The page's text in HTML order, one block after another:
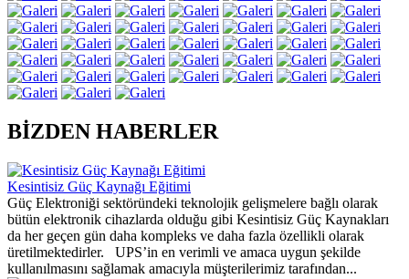
BİZDEN HABERLER
Kesintisiz Güç Kaynağı Eğitimi
Güç Elektroniği sektöründeki teknolojik gelişmelere bağlı olarak
bütün elektronik cihazlarda olduğu gibi Kesintisiz Güç Kaynakları
da her geçen gün daha kompleks ve daha fazla özellikli olarak
üretilmektedirler. UPS’in en verimli ve amaca uygun şekilde
kullanılmasını sağlamak amacıyla müşterilerimiz tarafından...